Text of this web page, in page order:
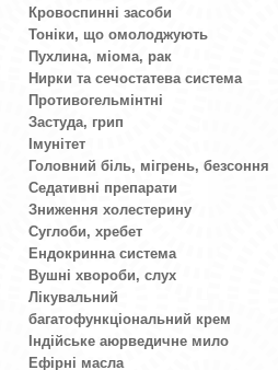
Кровоспинні засоби
Тоніки, що омолоджують
Пухлина, міома, рак
Нирки та сечостатева система
Противогельмінтні
Застуда, грип
Імунітет
Головний біль, мігрень, безсоння
Седативні препарати
Зниження холестерину
Суглоби, хребет
Ендокринна система
Вушні хвороби, слух
Лікувальний
багатофункціональний крем
Індійське аюрведичне мило
Ефірні масла